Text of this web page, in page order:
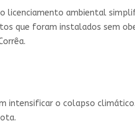
licenciamento ambiental
que foram instalados sem
intensificar o colapso